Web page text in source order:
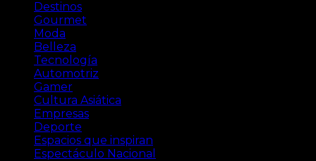
Destinos
Gourmet
Moda
Belleza
Tecnología
Automotriz
Gamer
Cultura Asiática
Empresas
Deporte
Espacios que inspiran
Espectáculo Nacional